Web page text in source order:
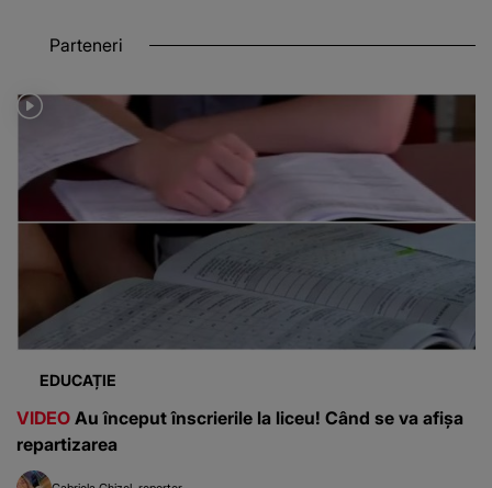
Parteneri
EDUCAȚIE
VIDEO Au început înscrierile la liceu! Când se va afișa
repartizarea